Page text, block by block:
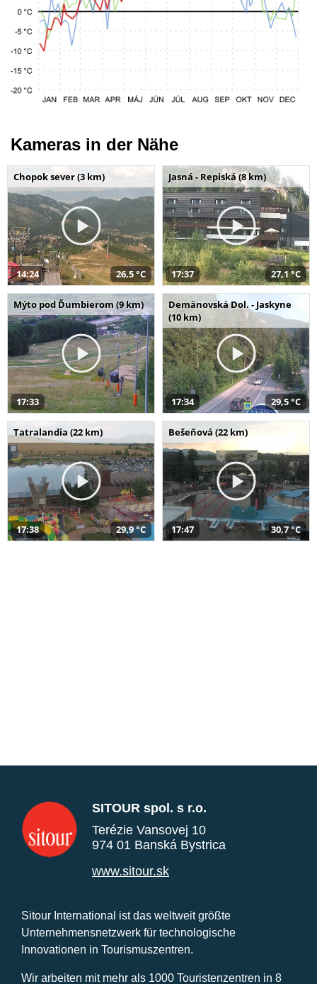
Kameras in der Nähe
Chopok sever (3 km)
14:24 26,5 °C
Jasná - Repiská (8 km)
17:37 27,1 °C
Mýto pod Ďumbierom (9 km)
17:33
Demänovská Dol. - Jaskyne
(10 km)
17:34 29,5 °C
Tatralandia (22 km)
17:38 29,9 °C
Bešeňová (22 km)
17:47 30,7 °C
SITOUR spol. s r.o.
Terézie Vansovej 10
974 01 Banská Bystrica
www.sitour.sk
Sitour International ist das weltweit größte
Unternehmensnetzwerk für technologische
Innovationen in Tourismuszentren.
Wir arbeiten mit mehr als 1000 Touristenzentren in 8